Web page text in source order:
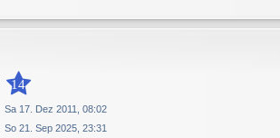
14
Sa 17. Dez 2011, 08:02
So 21. Sep 2025, 23:31